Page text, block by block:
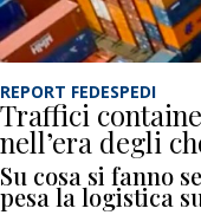
REPORT FEDESPEDI
Traffici
nell’era degli
Su cosa si fanno
pesa la logistica